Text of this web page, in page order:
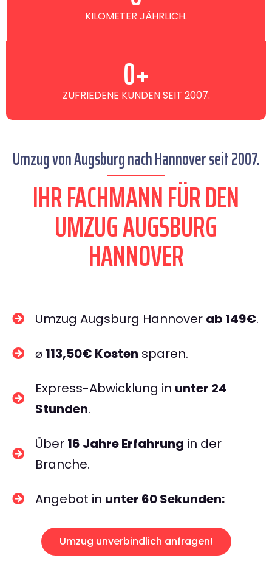
KILOMETER JÄHRLICH.
ZUFRIEDENE KUNDEN SEIT 2007.
0+
Umzug von Augsburg nach Hannover seit 2007.
IHR FACHMANN FÜR DEN
UMZUG AUGSBURG
HANNOVER
Umzug Augsburg Hannover ab 149€.
⌀ 113,50€ Kosten sparen.
Express-Abwicklung in unter 24
Stunden.
Über 16 Jahre Erfahrung in der
Branche.
Angebot in unter 60 Sekunden:
Umzug unverbindlich anfragen!